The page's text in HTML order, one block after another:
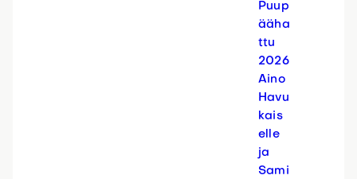
Puup
ääha
ttu
2026
Aino
Havu
kais
elle
ja
Sami